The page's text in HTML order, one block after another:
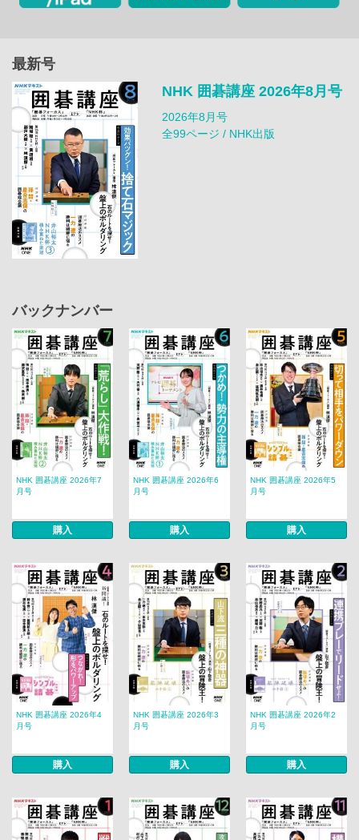
最新号
NHK 囲碁講座 2026年8月号
2026年8月号
全99ページ / NHK出版
バックナンバー
NHK 囲碁講座 2026年7
月号
購入
NHK 囲碁講座 2026年6
月号
購入
NHK 囲碁講座 2026年5
月号
購入
NHK 囲碁講座 2026年4
月号
購入
NHK 囲碁講座 2026年3
月号
購入
NHK 囲碁講座 2026年2
月号
購入